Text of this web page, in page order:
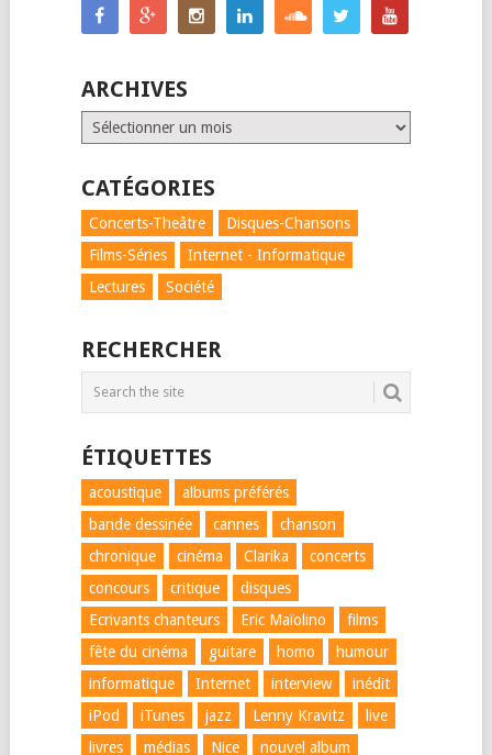
ARCHIVES
Archives
CATÉGORIES
Concerts-Theâtre
Disques-Chansons
Films-Séries
Internet - Informatique
Lectures
Société
RECHERCHER
ÉTIQUETTES
acoustique
albums préférés
bande dessinée
cannes
chanson
chronique
cinéma Clarika
concerts
concours
critique
disques
Ecrivants chanteurs
Eric Maïolino
films
fête du cinéma
guitare homo
humour
informatique
Internet interview
inédit
iPod
iTunes jazz Lenny Kravitz
live
livres
médias Nice nouvel album